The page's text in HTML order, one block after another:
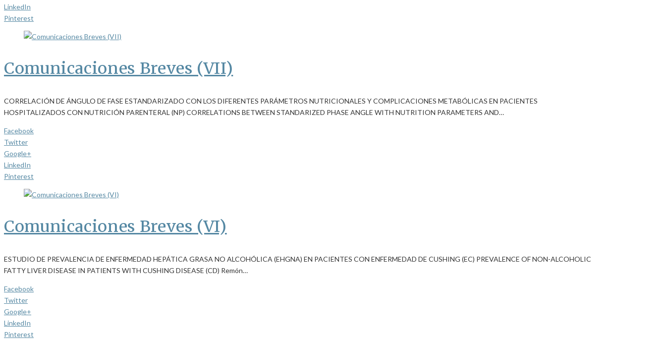
LinkedIn
Pinterest
Comunicaciones Breves (VII)
CORRELACIÓN DE ÁNGULO DE FASE ESTANDARIZADO CON LOS DIFERENTES PARÁMETROS NUTRICIONALES Y COMPLICACIONES METABÓLICAS EN PACIENTES
HOSPITALIZADOS CON NUTRICIÓN PARENTERAL (NP) CORRELATIONS BETWEEN STANDARIZED PHASE ANGLE WITH NUTRITION PARAMETERS AND…
Facebook
Twitter
Google+
LinkedIn
Pinterest
Comunicaciones Breves (VI)
ESTUDIO DE PREVALENCIA DE ENFERMEDAD HEPÁTICA GRASA NO ALCOHÓLICA (EHGNA) EN PACIENTES CON ENFERMEDAD DE CUSHING (EC) PREVALENCE OF NON-ALCOHOLIC
FATTY LIVER DISEASE IN PATIENTS WITH CUSHING DISEASE (CD) Remón…
Facebook
Twitter
Google+
LinkedIn
Pinterest